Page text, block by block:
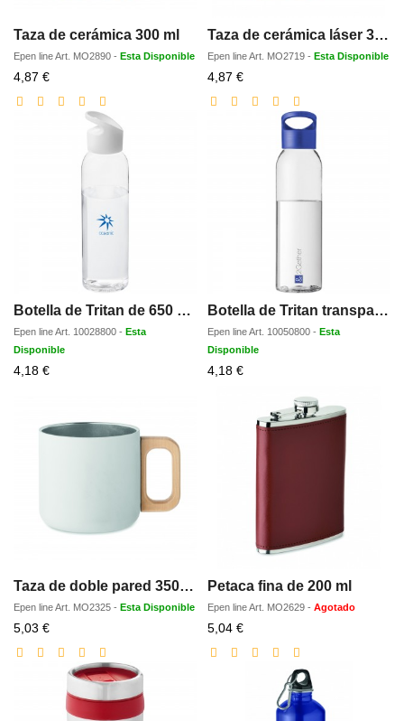
Taza de cerámica 300 ml
Epen lineArt. MO2890 - Esta Disponible
4,87 €Precio
con
descuento
Taza de cerámica láser 300 ml
Epen lineArt. MO2719 - Esta Disponible
4,87 €Precio
con
descuento
Botella de Tritan de 650 ml Sky
Epen lineArt. 10028800 - Esta
Disponible
4,18 €Precio
Botella de Tritan transparente con tapa de colores de 650 ml Sky
Epen lineArt. 10050800 - Esta
Disponible
4,18 €Precio
descuento
Taza de doble pared 350 ml
Epen lineArt. MO2325 - Esta Disponible
5,03 €Precio
con
descuento
Petaca fina de 200 ml
Epen lineArt. MO2629 - Agotado
5,04 €Precio
con